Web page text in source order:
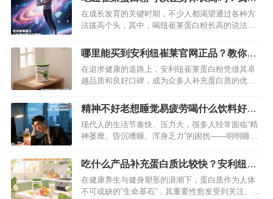
为你深度剖析一下
在成长发育的关键时期，不少人都渴望通过各种方
法拔高个头，其中，喝纽崔莱蛋白粉长高的说法流
来就为你揭晓答案。…
哪里能买到安利纽崔莱官网正品？教你购
买正品的方法
在追求健康的道路上，安利纽崔莱蛋白粉凭借其卓
越品质和良好口碑，成为众多人补充蛋白质的优质
到假货。究竟哪里能买到正品安利纽崔莱蛋白粉？
接下来为你揭晓答案。…
精神不好老想睡觉易疲劳喝什么饮料好？
喝安利xs饮料可缓解疲劳
现代人的生活节奏快、压力大，很多人经常面临“精
神萎靡、昏沉嗜睡、浑身乏力”的困扰——明明睡够
效率低下、日常活动提不起劲……如果你也被这些
问题困扰，或许一罐安利 XS 饮料能成为你的“活力
救星”，用科学配方帮身体击退疲劳，重新找回清醒
状态。…
吃什么产品补充蛋白质比较快？安利纽崔
莱蛋白粉别错过
在健康养生与健身塑形的浪潮下，蛋白质作为人体
不可或缺的“生命基石”，其重要性愈发受到关注。无